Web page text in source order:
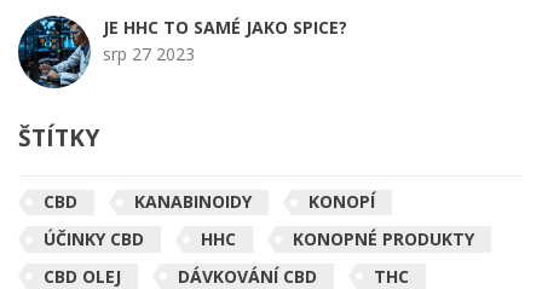
JE HHC TO SAMÉ JAKO SPICE?
srp 27 2023
ŠTÍTKY
CBD KANABINOIDY
KONOPÍ
ÚČINKY CBD
HHC
KONOPNÉ PRODUKTY
CBD OLEJ
DÁVKOVÁNÍ CBD
THC